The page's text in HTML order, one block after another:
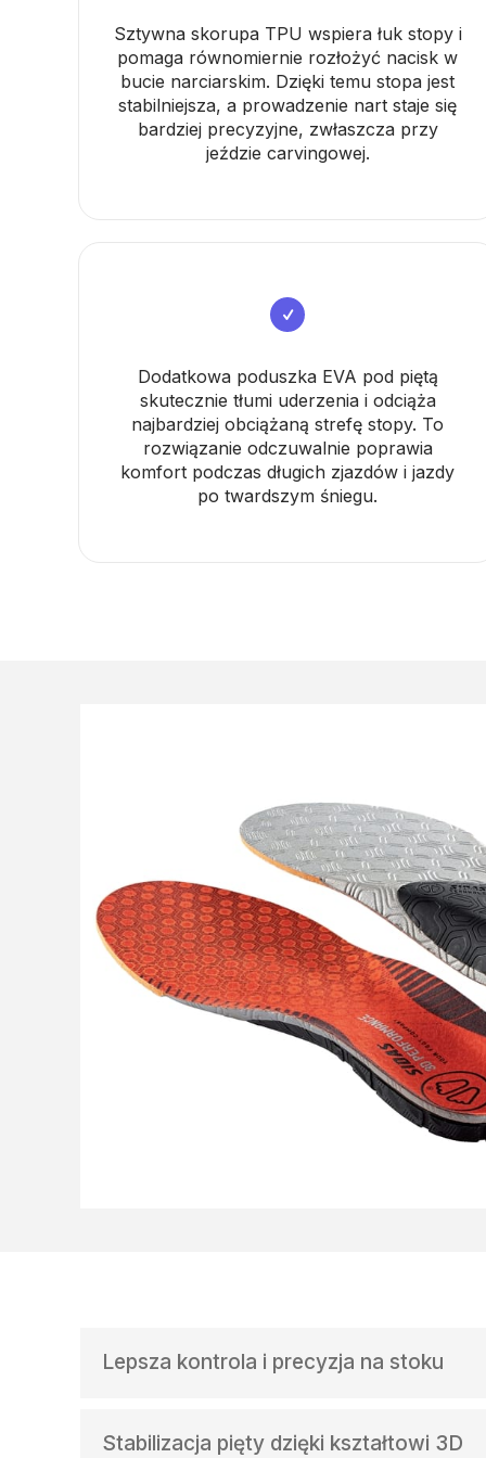
Sztywna skorupa TPU wspiera łuk stopy i
pomaga równomiernie rozłożyć nacisk w
bucie narciarskim. Dzięki temu stopa jest
stabilniejsza, a prowadzenie nart staje się
bardziej precyzyjne, zwłaszcza przy
jeździe carvingowej.
Dodatkowa poduszka EVA pod piętą
skutecznie tłumi uderzenia i odciąża
najbardziej obciążaną strefę stopy. To
rozwiązanie odczuwalnie poprawia
komfort podczas długich zjazdów i jazdy
po twardszym śniegu.
Lepsza kontrola i precyzja na stoku
nart i większą precyzję w skrętach,
Stabilizacja pięty dzięki kształtowi 3D